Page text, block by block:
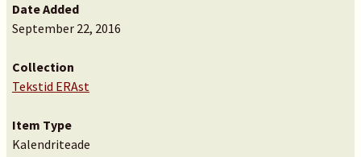
Date Added
September 22, 2016
Collection
Tekstid ERAst
Item Type
Kalendriteade